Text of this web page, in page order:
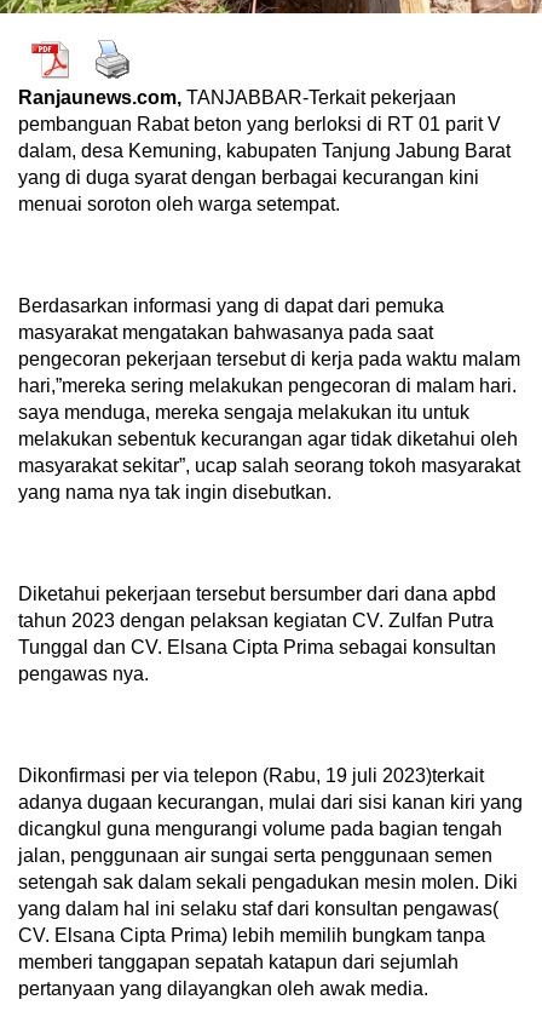
Ranjaunews.com, TANJABBAR-Terkait pekerjaan
pembanguan Rabat beton yang berloksi di RT 01 parit V
dalam, desa Kemuning, kabupaten Tanjung Jabung Barat
yang di duga syarat dengan berbagai kecurangan kini
menuai soroton oleh warga setempat.
Berdasarkan informasi yang di dapat dari pemuka
masyarakat mengatakan bahwasanya pada saat
pengecoran pekerjaan tersebut di kerja pada waktu malam
hari,”mereka sering melakukan pengecoran di malam hari.
saya menduga, mereka sengaja melakukan itu untuk
melakukan sebentuk kecurangan agar tidak diketahui oleh
masyarakat sekitar”, ucap salah seorang tokoh masyarakat
yang nama nya tak ingin disebutkan.
Diketahui pekerjaan tersebut bersumber dari dana apbd
tahun 2023 dengan pelaksan kegiatan CV. Zulfan Putra
Tunggal dan CV. Elsana Cipta Prima sebagai konsultan
pengawas nya.
Dikonfirmasi per via telepon (Rabu, 19 juli 2023)terkait
adanya dugaan kecurangan, mulai dari sisi kanan kiri yang
dicangkul guna mengurangi volume pada bagian tengah
jalan, penggunaan air sungai serta penggunaan semen
setengah sak dalam sekali pengadukan mesin molen. Diki
yang dalam hal ini selaku staf dari konsultan pengawas(
CV. Elsana Cipta Prima) lebih memilih bungkam tanpa
memberi tanggapan sepatah katapun dari sejumlah
pertanyaan yang dilayangkan oleh awak media.